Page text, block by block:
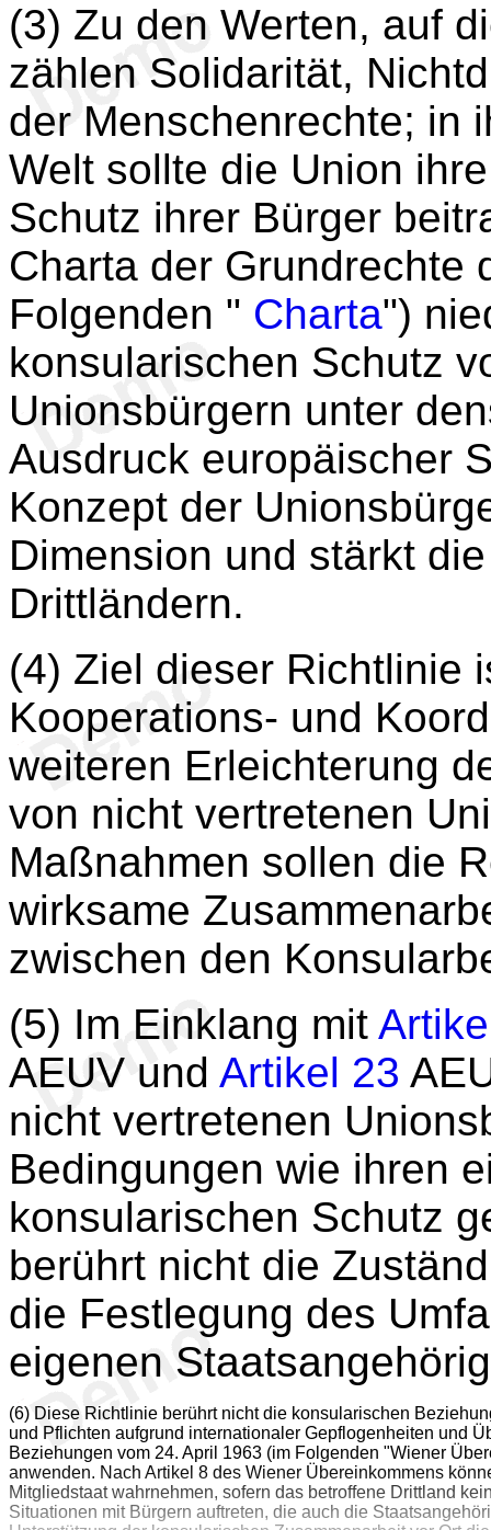
(3) Zu den Werten, auf
zählen Solidarität,
der Menschenrechte; in
Welt sollte die Union
Schutz ihrer Bürger
Charta der Grundrechte
Folgenden " Charta")
konsularischen Schutz
Unionsbürgern unter
Ausdruck europäischer
Konzept der
Dimension und stärkt
Drittländern.
(4) Ziel dieser Richtlinie
Kooperations- und
weiteren Erleichterung
von nicht vertretenen
Maßnahmen sollen die
wirksame
zwischen den
(5) Im Einklang mit
AEUV und Artikel 23
nicht vertretenen
Bedingungen wie ihren
konsularischen Schutz
berührt nicht die
die Festlegung des
eigenen
(6) Diese Richtlinie berührt nicht die konsularischen
und Pflichten aufgrund internationaler Gepflogenheiten und
Beziehungen vom 24. April 1963 (im Folgenden "Wiener
anwenden. Nach Artikel 8 des Wiener Übereinkommens
Mitgliedstaat wahrnehmen, sofern das betroffene Drittland
Situationen mit Bürgern auftreten, die auch die